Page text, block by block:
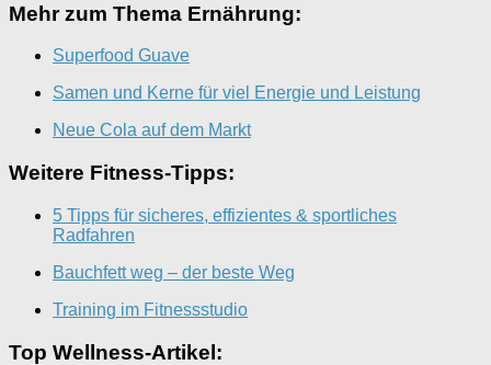
Mehr zum Thema Ernährung:
Superfood Guave
Samen und Kerne für viel Energie und Leistung
Neue Cola auf dem Markt
Weitere Fitness-Tipps:
5 Tipps für sicheres, effizientes & sportliches
Radfahren
Bauchfett weg – der beste Weg
Training im Fitnessstudio
Top Wellness-Artikel: